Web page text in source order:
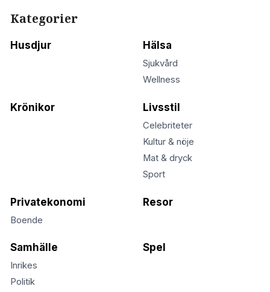
Kategorier
Husdjur Hälsa
Sjukvård
Wellness
Krönikor Livsstil
Celebriteter
Kultur & nöje
Mat & dryck
Sport
Privatekonomi
Boende
Resor
Samhälle
Inrikes
Politik
Spel